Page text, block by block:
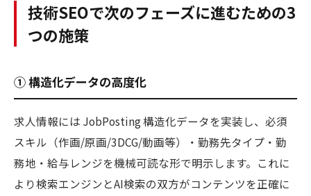
技術SEOで次のフェーズに進むための3
つの施策
① 構造化データの高度化
求人情報には JobPosting 構造化データを実装し、必須
スキル（作画/原画/3DCG/動画等）・勤務先タイプ・勤
務地・給与レンジを機械可読な形で明示します。これに
より検索エンジンとAI検索の双方がコンテンツを正確に